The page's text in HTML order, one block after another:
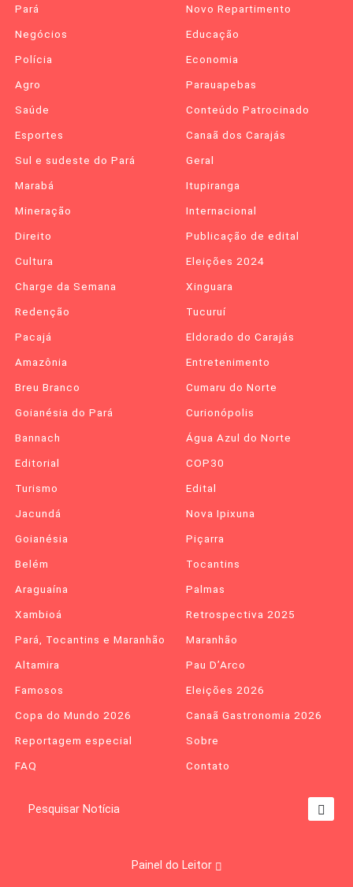
Pará
Novo Repartimento
Negócios
Educação
Polícia
Economia
Agro
Parauapebas
Saúde
Conteúdo Patrocinado
Esportes
Canaã dos Carajás
Sul e sudeste do Pará
Geral
Marabá
Itupiranga
Mineração
Internacional
Direito
Publicação de edital
Cultura
Eleições 2024
Charge da Semana
Xinguara
Redenção
Tucuruí
Pacajá
Eldorado do Carajás
Amazônia
Entretenimento
Breu Branco
Cumaru do Norte
Goianésia do Pará
Curionópolis
Bannach
Água Azul do Norte
Editorial
COP30
Turismo
Edital
Jacundá
Nova Ipixuna
Goianésia
Piçarra
Belém
Tocantins
Araguaína
Palmas
Xambioá
Retrospectiva 2025
Pará, Tocantins e Maranhão
Maranhão
Altamira
Pau D’Arco
Famosos
Eleições 2026
Copa do Mundo 2026
Canaã Gastronomia 2026
Reportagem especial
Sobre
FAQ
Contato
Pesquisar Notícia
Painel do Leitor